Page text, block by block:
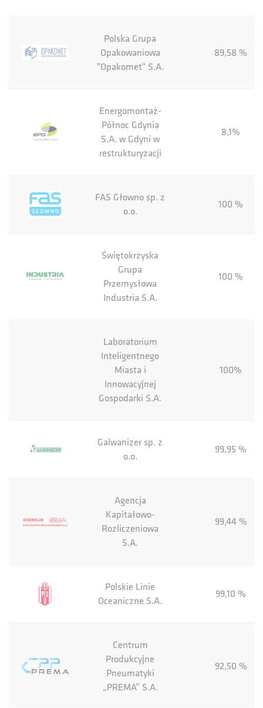
Polska Grupa
Opakowaniowa
"Opakomet" S.A.
89,58 %
Energomontaż-
Północ Gdynia
S.A. w Gdyni w
restrukturyzacji
8,1%
FAS Głowno sp. z
o.o.
100 %
Świętokrzyska
Grupa
Przemysłowa
Industria S.A.
100 %
Laboratorium
Inteligentnego
Miasta i
Innowacyjnej
Gospodarki S.A.
100%
Galwanizer sp. z
o.o.
99,95 %
Agencja
Kapitałowo-
Rozliczeniowa
S.A.
99,44 %
Polskie Linie
Oceaniczne S.A.
99,10 %
Centrum
Produkcyjne
Pneumatyki
„PREMA” S.A.
92,50 %